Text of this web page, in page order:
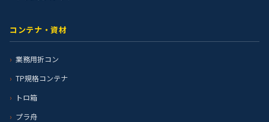
コンテナ・資材
業務用折コン
TP規格コンテナ
トロ箱
プラ舟